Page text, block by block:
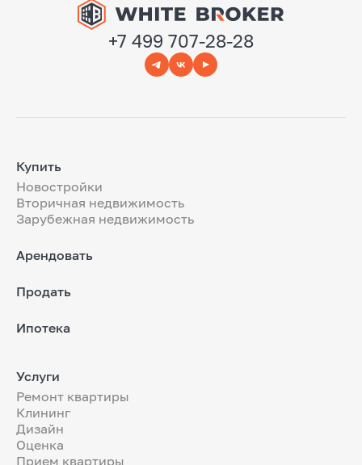
+7 499 707-28-28
Купить
Новостройки
Вторичная недвижимость
Зарубежная недвижимость
Арендовать
Продать
Ипотека
Услуги
Ремонт квартиры
Клининг
Дизайн
Оценка
Прием квартиры